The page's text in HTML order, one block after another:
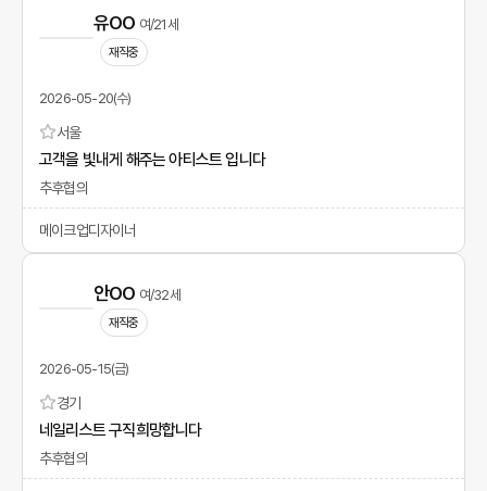
유OO 여/21세
재직중
2026-05-20(수)
서울
고객을 빛내게 해주는 아티스트 입니다
추후협의
메이크업디자이너
안OO 여/32세
재직중
2026-05-15(금)
경기
네일리스트 구직희망합니다
추후협의